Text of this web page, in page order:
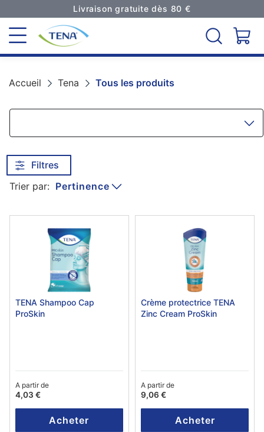
Livraison gratuite dès 80 €
Accueil Tena Tous les produits
Filtres
Trier par: Pertinence
TENA Shampoo Cap
ProSkin
A partir de
4,03 €
Acheter
Crème protectrice TENA
Zinc Cream ProSkin
A partir de
9,06 €
Acheter